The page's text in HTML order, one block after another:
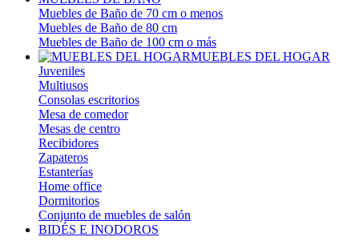
Muebles de Baño de 70 cm o menos
Muebles de Baño de 80 cm
Muebles de Baño de 100 cm o más
MUEBLES DEL HOGAR
Juveniles
Multiusos
Consolas escritorios
Mesa de comedor
Mesas de centro
Recibidores
Zapateros
Estanterías
Home office
Dormitorios
Conjunto de muebles de salón
BIDÉS E INODOROS